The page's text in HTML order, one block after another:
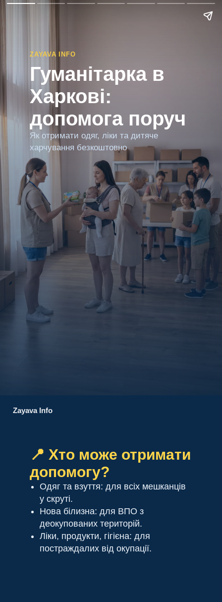
ZAYAVA INFO
Гуманітарка в
Харкові:
допомога поруч
Як отримати одяг, ліки та дитяче
харчування безкоштовно
Zayava Info
📍 Хто може отримати
допомогу?
Одяг та взуття: для всіх мешканців
у скруті.
Нова білизна: для ВПО з
деокупованих територій.
Ліки, продукти, гігієна: для
постраждалих від окупації.